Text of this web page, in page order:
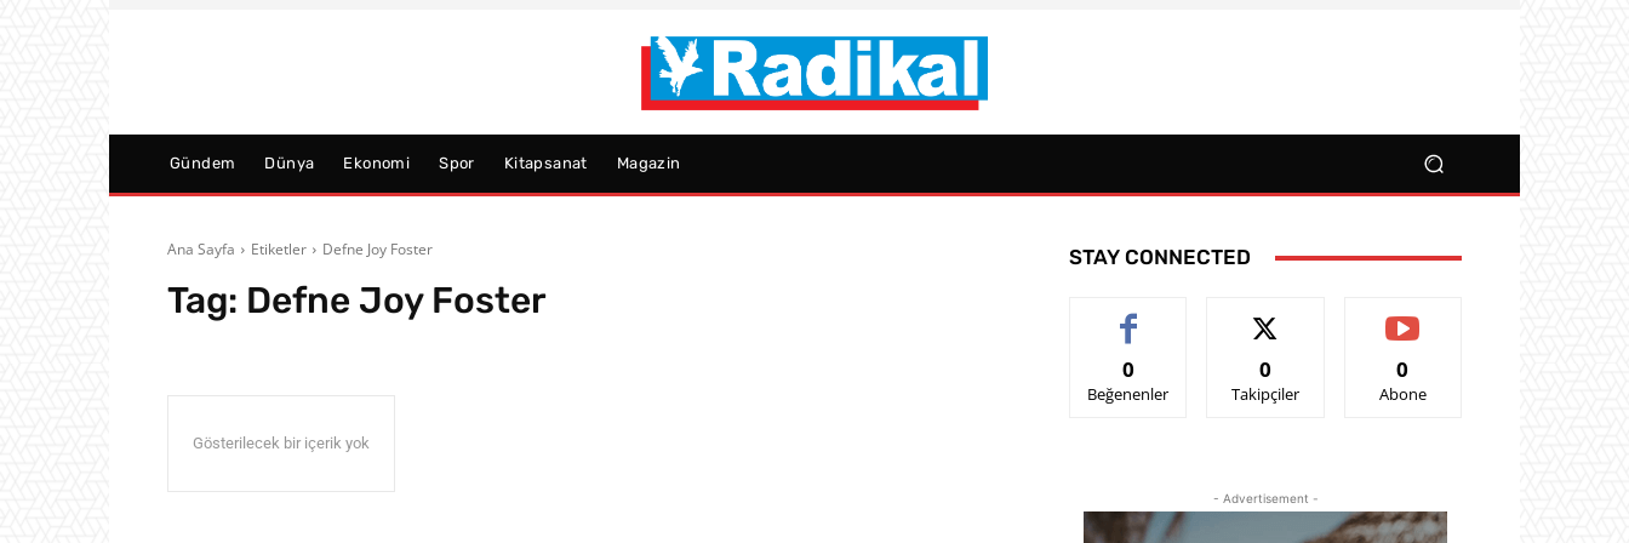
Gündem Dünya Ekonomi Spor Kitapsanat Magazin
Ana Sayfa Etiketler Defne Joy Foster
Tag: Defne Joy Foster
Gösterilecek bir içerik yok
STAY CONNECTED
0
Beğenenler
0
Takipçiler
0
Abone
- Advertisement -